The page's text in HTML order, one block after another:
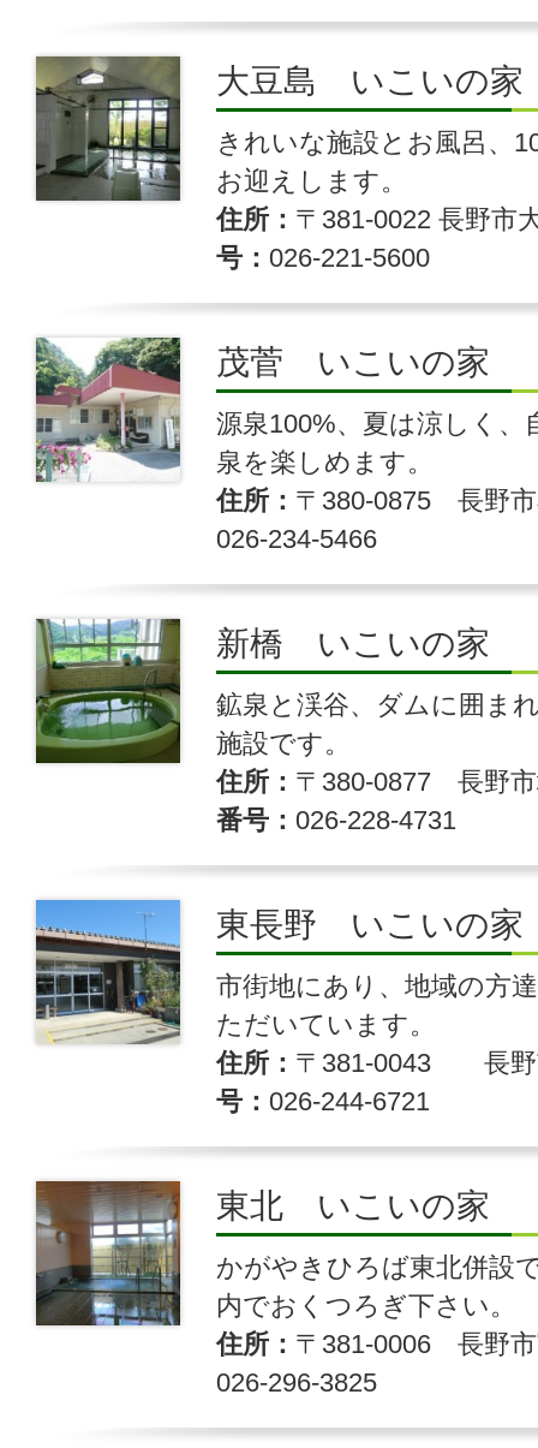
大豆島 いこいの家
きれいな施設とお風呂、
お迎えします。
住所
〒381-0022 長野市
号
026-221-5600
茂菅 いこいの家
源泉100%、夏は涼しく、
泉を楽しめます。
住所
〒380-0875 長野
026-234-5466
新橋 いこいの家
鉱泉と渓谷、ダムに囲ま
施設です。
住所
〒380-0877 長野
番号
026-228-4731
東長野 いこいの家
市街地にあり、地域の方
ただいています。
住所
〒381-0043 長野
号
026-244-6721
東北 いこいの家
かがやきひろば東北併設
内でおくつろぎ下さい。
住所
〒381-0006 長野
026-296-3825